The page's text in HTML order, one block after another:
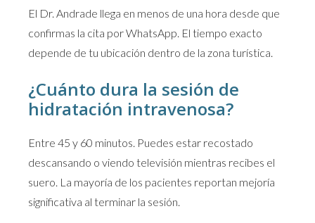
El Dr. Andrade llega en menos de una hora desde que
confirmas la cita por WhatsApp. El tiempo exacto
depende de tu ubicación dentro de la zona turística.
¿Cuánto dura la sesión de
hidratación intravenosa?
Entre 45 y 60 minutos. Puedes estar recostado
descansando o viendo televisión mientras recibes el
suero. La mayoría de los pacientes reportan mejoría
significativa al terminar la sesión.